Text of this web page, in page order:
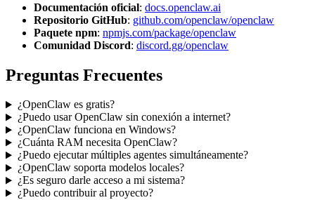
Documentación oficial: docs.openclaw.ai
Repositorio GitHub: github.com/openclaw/openclaw
Paquete npm: npmjs.com/package/openclaw
Comunidad Discord: discord.gg/openclaw
Preguntas Frecuentes
¿OpenClaw es gratis?
¿Puedo usar OpenClaw sin conexión a internet?
¿OpenClaw funciona en Windows?
¿Cuánta RAM necesita OpenClaw?
¿Puedo ejecutar múltiples agentes simultáneamente?
¿OpenClaw soporta modelos locales?
¿Es seguro darle acceso a mi sistema?
¿Puedo contribuir al proyecto?